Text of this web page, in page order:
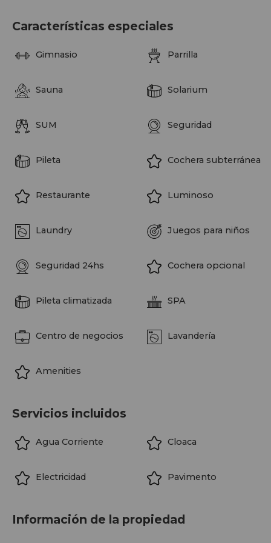
cuenta con gimnasio, piscina, spa, SUM, parrillas, laundry y
recreación y el confort diario dentro de un entorno de
El desarrollo está compuesto por dos torres de lujo sobre
exclusivos departamentos desde 90 m² en adelante, con
orientada a quienes buscan una experiencia residencial
diferencial. La unidad dispone de cochera optativa, sujeta a
Características especiales
Gimnasio Parrilla
Sauna Solarium
SUM Seguridad
Pileta Cochera subterránea
Restaurante Luminoso
Laundry Juegos para niños
Seguridad 24hs Cochera opcional
Pileta climatizada SPA
Centro de negocios Lavandería
Amenities
Servicios incluidos
Agua Corriente Cloaca
Electricidad Pavimento
Información de la propiedad